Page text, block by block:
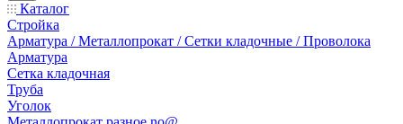
Каталог
Стройка
Арматура / Металлопрокат / Сетки кладочные / Проволока
Арматура
Сетка кладочная
Труба
Уголок